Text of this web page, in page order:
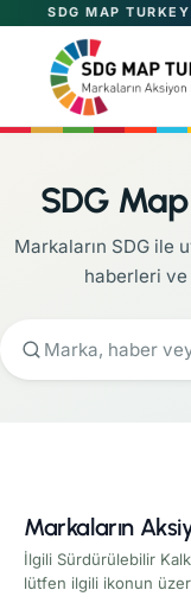
SDG MAP TURKEY
SDG
Markaların SDG ile
haberleri ve
Markaların
İlgili Sürdürülebilir
lütfen ilgili ikonun